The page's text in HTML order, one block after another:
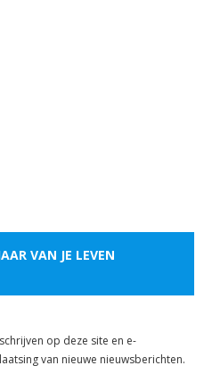
VAN JE LEVEN
op deze site en e-
van nieuwe nieuwsberichten.